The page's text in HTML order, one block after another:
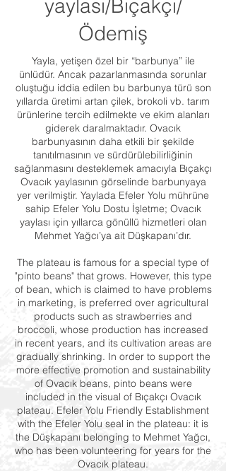
yaylası/Bıçakçı/
Ödemiş
Yayla, yetişen özel bir “barbunya” ile
ünlüdür. Ancak pazarlanmasında sorunlar
oluştuğu iddia edilen bu barbunya türü son
yıllarda üretimi artan çilek, brokoli vb. tarım
ürünlerine tercih edilmekte ve ekim alanları
giderek daralmaktadır. Ovacık
barbunyasının daha etkili bir şekilde
tanıtılmasının ve sürdürülebilirliğinin
sağlanmasını desteklemek amacıyla Bıçakçı
Ovacık yaylasının görselinde barbunyaya
yer verilmiştir. Yaylada Efeler Yolu mührüne
sahip Efeler Yolu Dostu İşletme; Ovacık
yaylası için yıllarca gönüllü hizmetleri olan
Mehmet Yağcı’ya ait Düşkapanı’dır.
The plateau is famous for a special type of
"pinto beans" that grows. However, this type
of bean, which is claimed to have problems
in marketing, is preferred over agricultural
products such as strawberries and
broccoli, whose production has increased
in recent years, and its cultivation areas are
gradually shrinking. In order to support the
more effective promotion and sustainability
of Ovacık beans, pinto beans were
included in the visual of Bıçakçı Ovacık
plateau. Efeler Yolu Friendly Establishment
with the Efeler Yolu seal in the plateau: it is
the Düşkapanı belonging to Mehmet Yağcı,
who has been volunteering for years for the
Ovacık plateau.